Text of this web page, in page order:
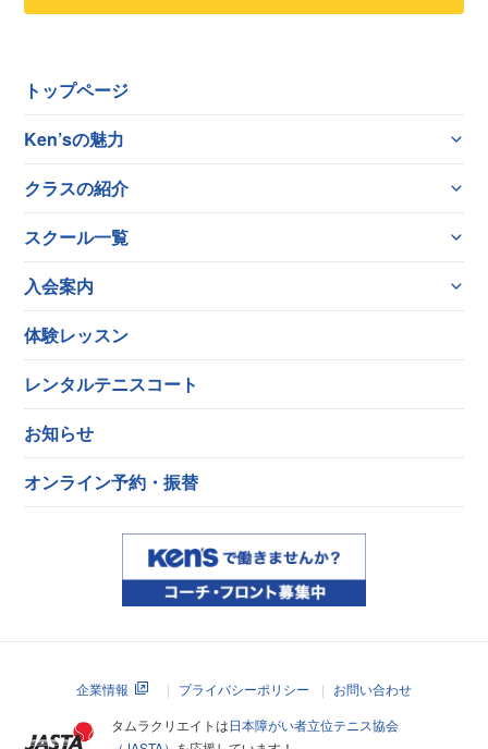
トップページ
Ken’sの魅力
クラスの紹介
スクール一覧
入会案内
体験レッスン
レンタルテニスコート
お知らせ
オンライン予約・振替
企業情報 プライバシーポリシー
お問い合わせ
タムラクリエイトは日本障がい者立位テニス協会